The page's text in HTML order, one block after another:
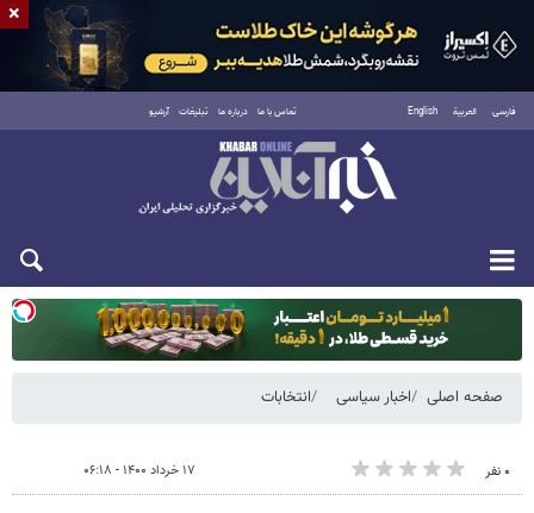
فارسی العربية English تماس با ما درباره ما تبلیغات آرشیو
دوشنبه ۱۹ مرداد ۱۴۰۵
صفحه اصلی اخبار سیاسی انتخابات
۰ نفر ۱۷ خرداد ۱۴۰۰ - ۰۶:۱۸
×